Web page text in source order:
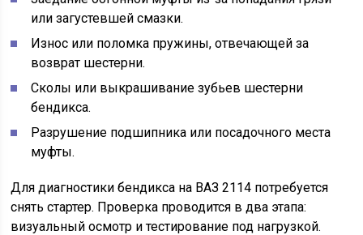
или загустевшей смазки.
Износ или поломка пружины, отвечающей за
возврат шестерни.
Сколы или выкрашивание зубьев шестерни
бендикса.
Разрушение подшипника или посадочного места
муфты.
Для диагностики бендикса на ВАЗ 2114 потребуется
снять стартер. Проверка проводится в два этапа:
визуальный осмотр и тестирование под нагрузкой.